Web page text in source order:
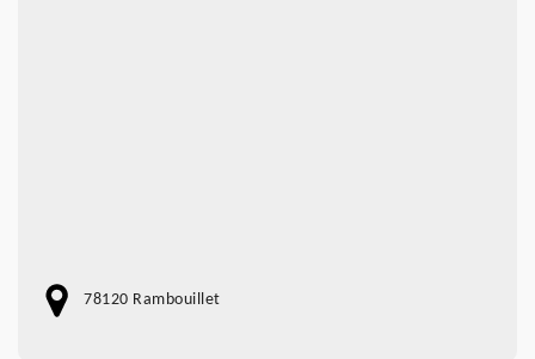
78120 Rambouillet